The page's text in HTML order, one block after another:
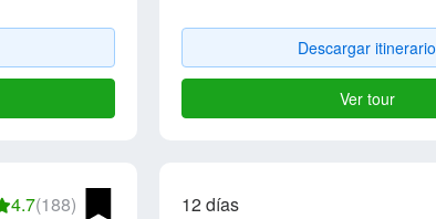
Descargar itinerario
Ver tour
4.7(188) 12 días